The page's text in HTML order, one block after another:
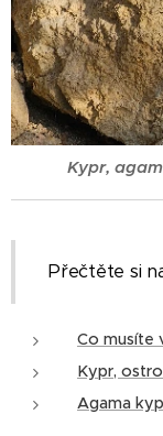
Kypr,
Přečtěte si
Co musíte
Kypr,
Agama